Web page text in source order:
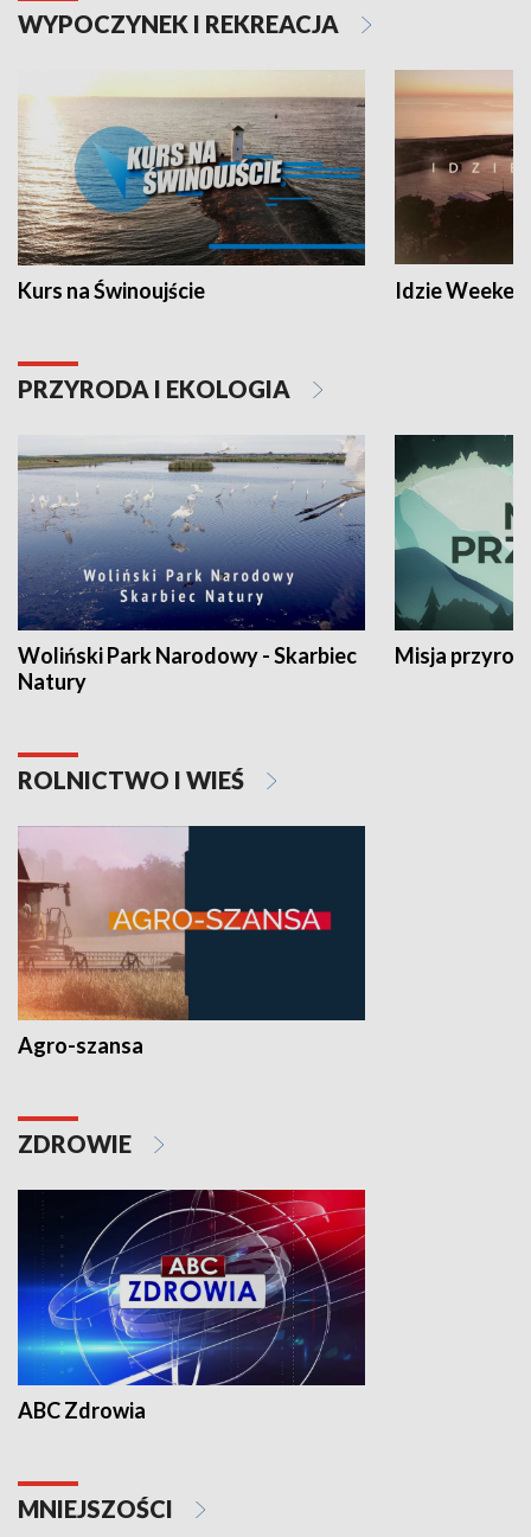
WYPOCZYNEK I REKREACJA
Kurs na Świnoujście Idzie
PRZYRODA I EKOLOGIA
Woliński Park Narodowy - Skarbiec
Natury
Misja
ROLNICTWO I WIEŚ
Agro-szansa
ZDROWIE
ABC Zdrowia
MNIEJSZOŚCI